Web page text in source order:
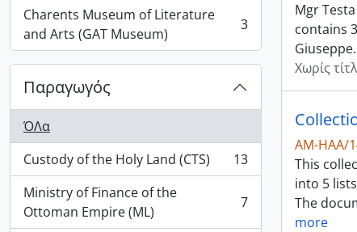
Charents Museum of Literature
and Arts (GAT Museum)
, 3 αποτελέσματα 3
Παραγωγός
ΌΛα
Custody of the Holy Land (CTS)
, 13 αποτελέσματα
13
Ministry of Finance of the
Ottoman Empire (ML)
, 7 αποτελέσματα 7
Mgr
contains
Giuseppe
Χωρίς
AM-HAA/
This
into 5
The
more